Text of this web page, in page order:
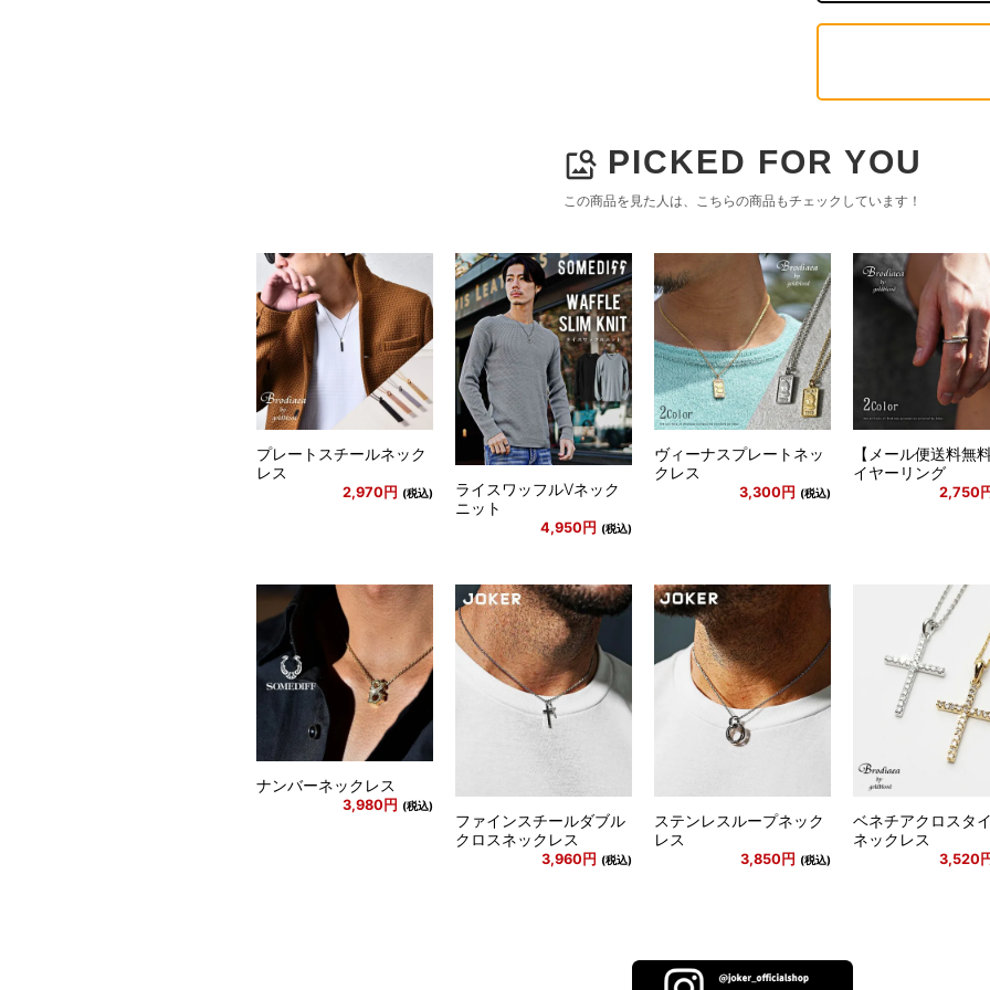
image_search PICKED FOR YOU
この商品を見た人は、こちらの商品もチェックしています！
プレートスチールネック
レス
2,970円 (税込)
ライスワッフルVネック
ニット
4,950円 (税込)
ヴィーナスプレートネッ
クレス
3,300円 (税込)
【メール便送料無
イヤーリング
2,750
ナンバーネックレス
3,980円 (税込)
ファインスチールダブル
クロスネックレス
3,960円 (税込)
ステンレスループネック
レス
3,850円 (税込)
ベネチアクロスタ
ネックレス
3,520